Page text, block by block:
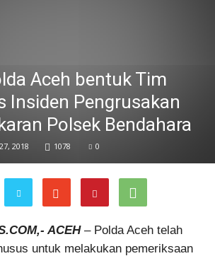
Aceh bentuk Tim
Insiden Pengrusakan
Polsek Bendahara
2018 1078 0
ACEH– Polda Aceh telah
untuk melakukan pemeriksaan